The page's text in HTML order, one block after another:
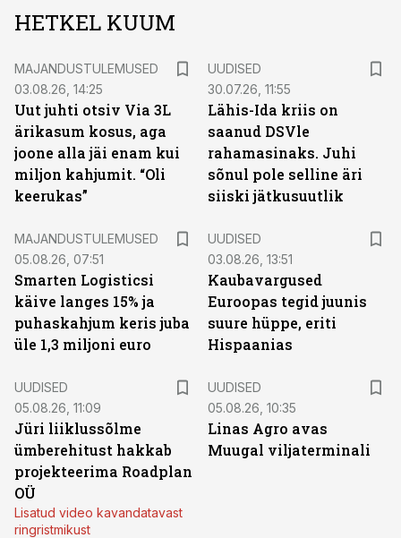
HETKEL KUUM
MAJANDUSTULEMUSED
03.08.26, 14:25
Uut juhti otsiv Via 3L
ärikasum kosus, aga
joone alla jäi enam kui
miljon kahjumit. “Oli
keerukas”
UUDISED
30.07.26, 11:55
Lähis-Ida kriis on
saanud DSVle
rahamasinaks. Juhi
sõnul pole selline äri
siiski jätkusuutlik
MAJANDUSTULEMUSED
05.08.26, 07:51
Smarten Logisticsi
käive langes 15% ja
puhaskahjum keris juba
üle 1,3 miljoni euro
UUDISED
03.08.26, 13:51
Kaubavargused
Euroopas tegid juunis
suure hüppe, eriti
Hispaanias
UUDISED
05.08.26, 11:09
Jüri liiklussõlme
ümberehitust hakkab
projekteerima Roadplan
OÜ
Lisatud video kavandatavast
ringristmikust
UUDISED
05.08.26, 10:35
Linas Agro avas
Muugal viljaterminali